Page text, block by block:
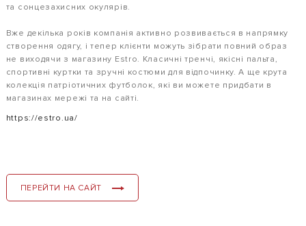
та сонцезахисних окулярів.
Вже декілька років компанія активно розвивається в напрямку
створення одягу, і тепер клієнти можуть зібрати повний образ
не виходячи з магазину Estro. Класичні тренчі, якісні пальта,
спортивні куртки та зручні костюми для відпочинку. А ще крута
колекція патріотичних футболок, які ви можете придбати в
магазинах мережі та на сайті.
https://estro.ua/
ПЕРЕЙТИ НА САЙТ